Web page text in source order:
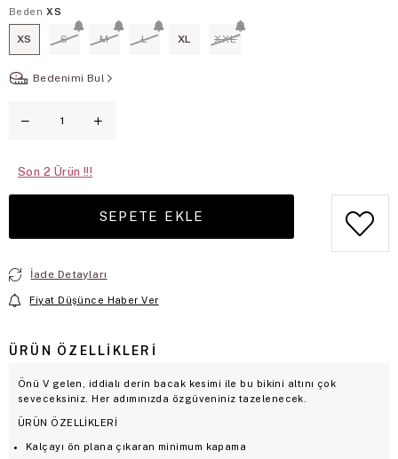
Beden XS
XS S M L XL XXL
Bedenimi Bul
Son 2
İade Detayları
Fiyat Düşünce Haber Ver
ÜRÜN ÖZELLIKLERI
Önü V gelen, iddialı derin bacak kesimi ile bu bikini altını çok
seveceksiniz. Her adımınızda özgüveniniz tazelenecek.
ÜRÜN ÖZELLİKLERİ
Kalçayı ön plana çıkaran minimum kapama